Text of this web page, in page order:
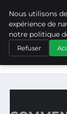
ASVPP
ACCUEIL
COMMENT
Nous utilisons
expérience de
notre politique
Refuser